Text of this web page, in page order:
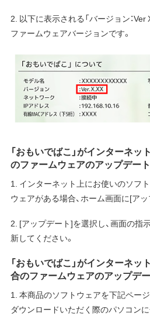
2. 以下に表示される「バージョン：Ver
ファームウェアバージョンです。
「おもいでばこ」がインターネ
のファームウェアのアップデー
1. インターネット上にお使いのソフ
ウェアがある場合、ホーム画面に[アッ
2. [アップデート]を選択し、画面の指
新してください。
「おもいでばこ」がインターネ
合のファームウェアのアップデ
1. 本商品のソフトウェアを下記ペー
ダウンロードいただく際のパソコン